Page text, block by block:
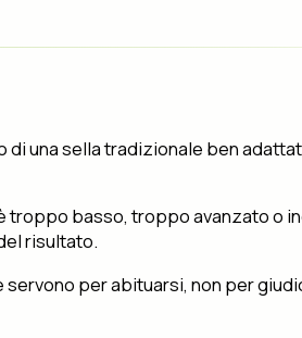
una sella tradizionale ben
troppo basso, troppo avanzato o
risultato.
per abituarsi, non per